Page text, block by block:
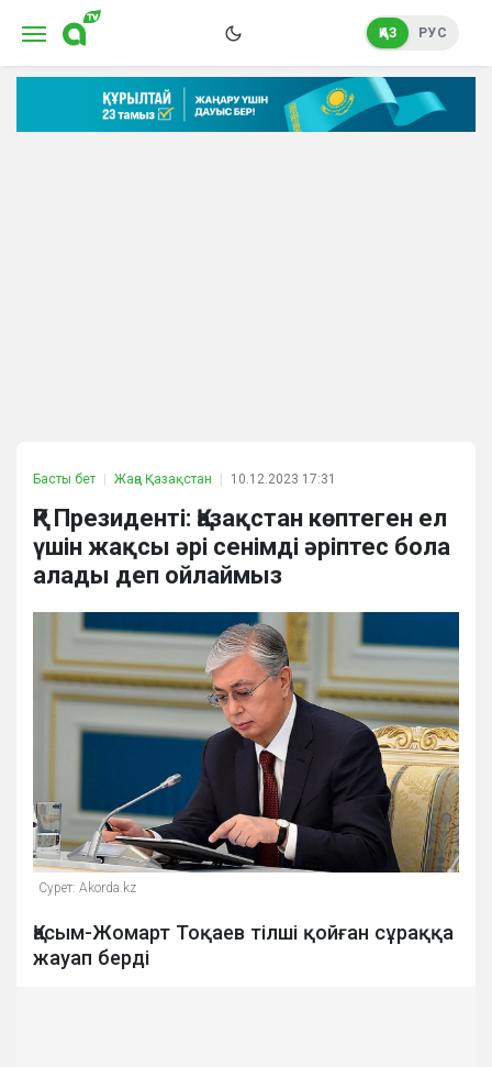
ҚАЗ РУС
Басты бет Жаңа Қазақстан 10.12.2023 17:31
ҚР Президенті: Қазақстан көптеген ел
үшін жақсы әрі сенімді әріптес бола
алады деп ойлаймыз
Сурет: Аkorda.kz
Қасым-Жомарт Тоқаев тілші қойған сұраққа
жауап берді